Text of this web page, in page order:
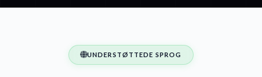
UNDERSTØTTEDE SPROG